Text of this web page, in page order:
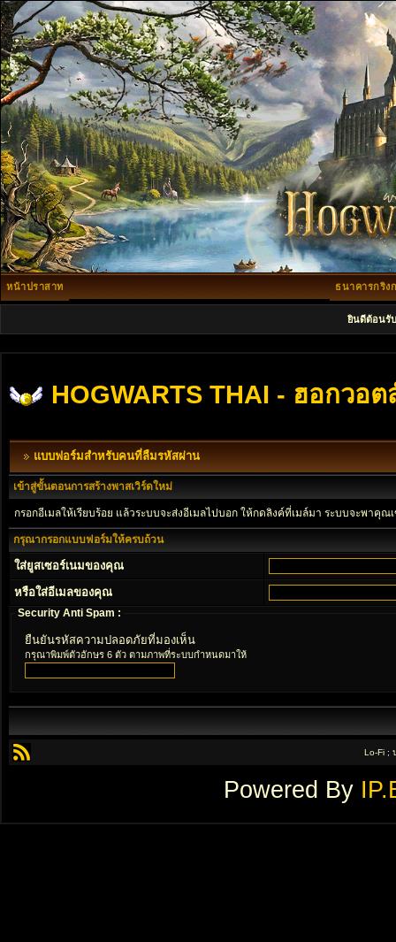
หน้าปราสาท ธนาคารกริง
ยินดีต้อนรับ
HOGWARTS THAI - ฮอกวอต
แบบฟอร์มสำหรับคนที่ลืมรหัสผ่าน
เข้าสู่ขั้นตอนการสร้างพาสเวิร์ดใหม่
กรอกอีเมลให้เรียบร้อย แล้วระบบจะส่งอีเมลไปบอก ให้กดลิงค์ที่เมล์มา ระบบจะพาคุ
กรุณากรอกแบบฟอร์มให้ครบถ้วน
ใส่ยูสเซอร์เนมของคุณ
หรือใส่อีเมลของคุณ
Security Anti Spam :
ยืนยันรหัสความปลอดภัยที่มองเห็น
กรุณาพิมพ์ตัวอักษร 6 ตัว ตามภาพที่ระบบกำหนดมาให้
Lo-Fi ;
Powered By